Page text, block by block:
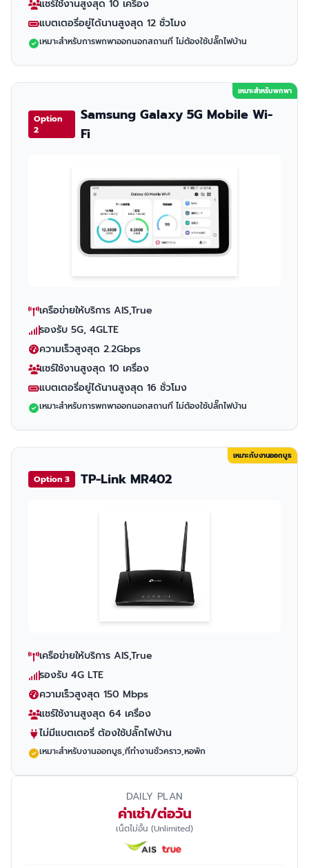
แชร์ใช้งานสูงสุด 10 เครื่อง
แบตเตอรี่อยู่ได้นานสูงสุด 12 ชั่วโมง
เหมาะสำหรับการพกพาออกนอกสถานที่ ไม่ต้องใช้ปลั๊กไฟบ้าน
เหมาะสำหรับพกพา
Option
2
Samsung Galaxy 5G Mobile Wi-
Fi
เครือข่ายให้บริการ AIS,True
รองรับ 5G, 4GLTE
ความเร็วสูงสุด 2.2Gbps
แชร์ใช้งานสูงสุด 10 เครื่อง
แบตเตอรี่อยู่ได้นานสูงสุด 16 ชั่วโมง
เหมาะสำหรับการพกพาออกนอกสถานที่ ไม่ต้องใช้ปลั๊กไฟบ้าน
เหมาะกับงานออกบูธ
Option 3 TP-Link MR402
เครือข่ายให้บริการ AIS,True
รองรับ 4G LTE
ความเร็วสูงสุด 150 Mbps
แชร์ใช้งานสูงสุด 64 เครื่อง
ไม่มีแบตเตอรี่ ต้องใช้ปลั๊กไฟบ้าน
เหมาะสำหรับงานออกบูธ,ที่ทำงานชั่วคราว,หอพัก
DAILY PLAN
ค่าเช่า/ต่อวัน
เน็ตไม่อั้น (Unlimited)